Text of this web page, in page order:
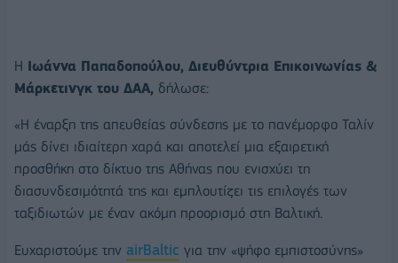
Η Ιωάννα Παπαδοπούλου, Διευθύντρια Επικοινωνίας &
Μάρκετινγκ του ΔΑΑ, δήλωσε:
«Η έναρξη της απευθείας σύνδεσης με το πανέμορφο Ταλίν
μάς δίνει ιδιαίτερη χαρά και αποτελεί μια εξαιρετική
προσθήκη στο δίκτυο της Αθήνας που ενισχύει τη
διασυνδεσιμότητά της και εμπλουτίζει τις επιλογές των
ταξιδιωτών με έναν ακόμη προορισμό στη Βαλτική.
Ευχαριστούμε την airBaltic για την «ψήφο εμπιστοσύνης»